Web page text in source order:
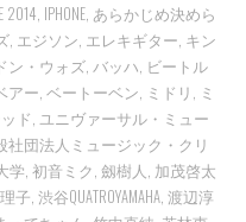
2014, IPHONE, あらかじめ決めら
, エジソン, エレキギター, キン
ン・ウォズ,バッハ, ビートル
アー,ベートーベン, ミドリ , ミ
ド,ユニヴァーサル・ミュー
社団法人ミュージック・クリ
学,初音ミク,劔樹人, 加茂啓太
子,渋谷QUATROYAMAHA,渡辺淳